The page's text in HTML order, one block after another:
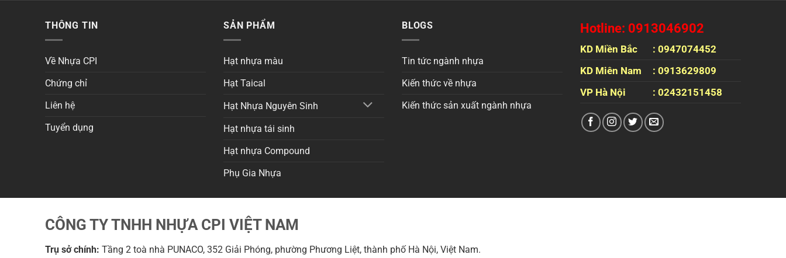
THÔNG TIN
Về Nhựa CPI
Chứng chỉ
Liên hệ
Tuyển dụng
SẢN PHẨM
Hạt nhựa màu
Hạt Taical
Hạt Nhựa Nguyên Sinh
Hạt nhựa tái sinh
Hạt nhựa Compound
Phụ Gia Nhựa
BLOGS
Tin tức ngành nhựa
Kiến thức về nhựa
Kiến thức sản xuất ngành nhựa
Hotline: 0913046902
KD Miền Bắc
: 0947074452
KD Miên Nam
: 0913629809
VP Hà Nội
: 02432151458
CÔNG TY TNHH NHỰA CPI VIỆT NAM
Trụ sở chính: Tầng 2 toà nhà PUNACO, 352 Giải Phóng, phường Phương Liệt, thành phố Hà Nội, Việt Nam.